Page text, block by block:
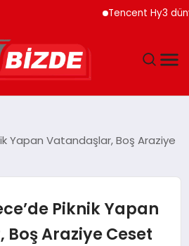
Tencent Hy3 dünya
Yapan Vatandaşlar, Boş Araziye
Piknik Yapan
Araziye Ceset